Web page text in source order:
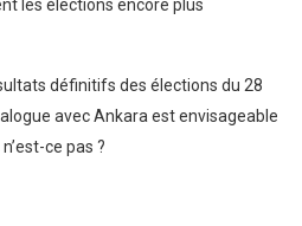
les élections encore plus
définitifs des élections du 28
avec Ankara est envisageable
ce pas ?